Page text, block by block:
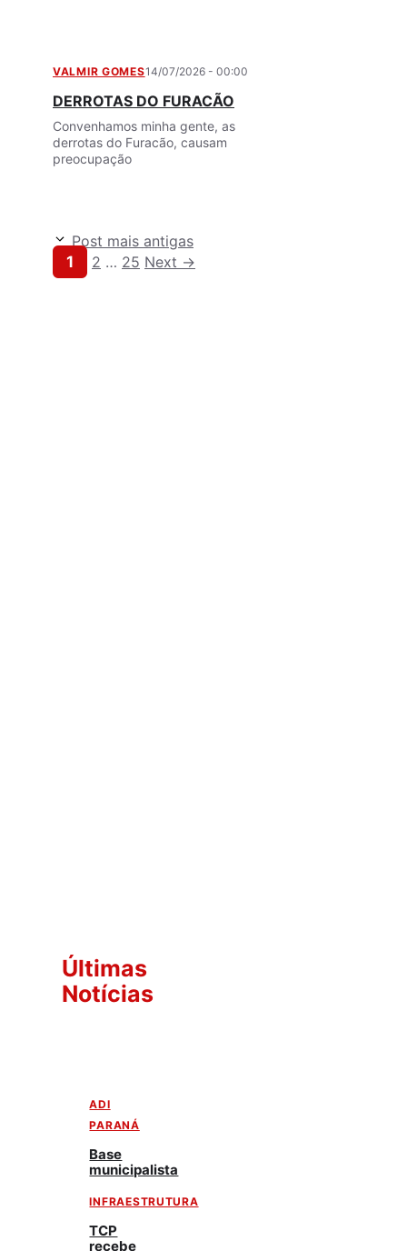
VALMIR GOMES14/07/2026 - 00:00
DERROTAS DO FURACÃO
Convenhamos minha gente, as
derrotas do Furacão, causam
preocupação
Post mais antigas
Page
1 Page
2 … Page
25 Next →
Últimas
Notícias
ADI
PARANÁ
Base
municipalista
INFRAESTRUTURA
TCP
recebe